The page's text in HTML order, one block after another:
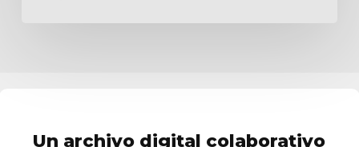
Un archivo digital colaborativo